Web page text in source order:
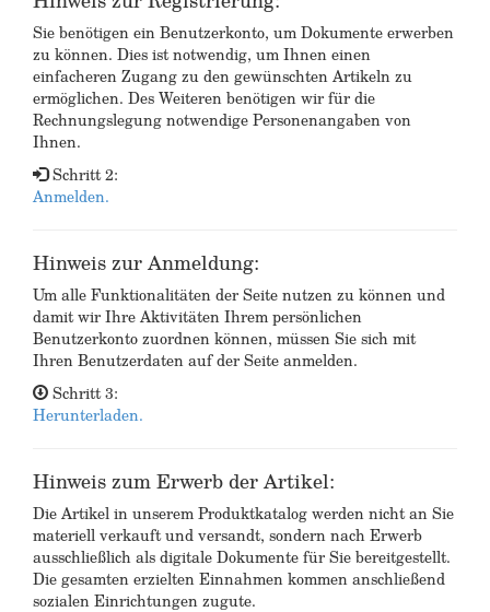
Sie benötigen ein Benutzerkonto, um Dokumente erwerben
zu können. Dies ist notwendig, um Ihnen einen
einfacheren Zugang zu den gewünschten Artikeln zu
ermöglichen. Des Weiteren benötigen wir für die
Rechnungslegung notwendige Personenangaben von
Ihnen.
Schritt 2:
Anmelden.
Hinweis zur Anmeldung:
Um alle Funktionalitäten der Seite nutzen zu können und
damit wir Ihre Aktivitäten Ihrem persönlichen
Benutzerkonto zuordnen können, müssen Sie sich mit
Ihren Benutzerdaten auf der Seite anmelden.
Schritt 3:
Herunterladen.
Hinweis zum Erwerb der Artikel:
Die Artikel in unserem Produktkatalog werden nicht an Sie
materiell verkauft und versandt, sondern nach Erwerb
ausschließlich als digitale Dokumente für Sie bereitgestellt.
Die gesamten erzielten Einnahmen kommen anschließend
sozialen Einrichtungen zugute.